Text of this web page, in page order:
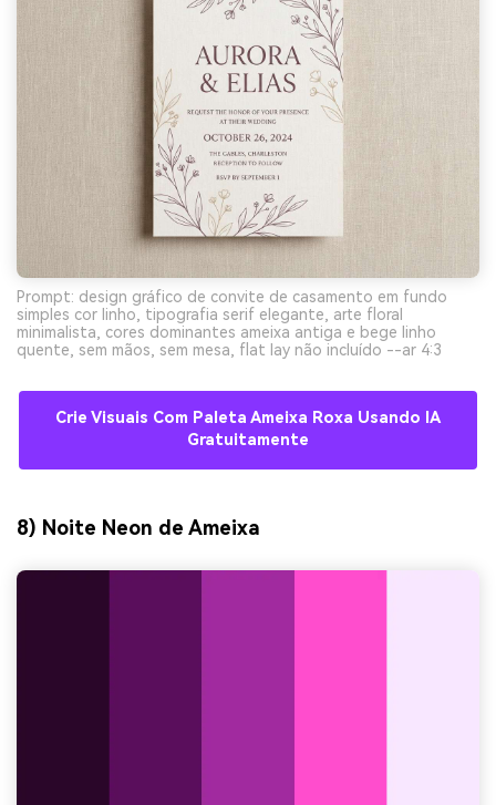
Prompt: design gráfico de convite de casamento em fundo
simples cor linho, tipografia serif elegante, arte floral
minimalista, cores dominantes ameixa antiga e bege linho
quente, sem mãos, sem mesa, flat lay não incluído --ar 4:3
Crie Visuais Com Paleta Ameixa Roxa Usando IA
Gratuitamente
8) Noite Neon de Ameixa